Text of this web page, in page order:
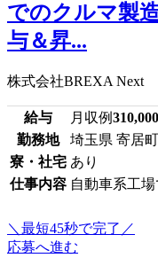
でのクルマ製
与＆昇...
株式会社BREXA Next
給与 月収例310,000
勤務地
埼玉県 寄居町
寮・社宅 あり
仕事内容 自動車系工
＼最短45秒で完了／
応募へ進む